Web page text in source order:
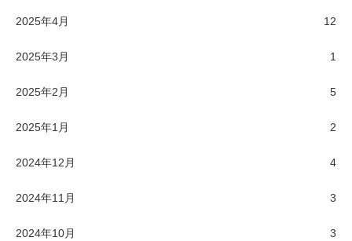
2025年4月 12
2025年3月 1
2025年2月 5
2025年1月 2
2024年12月 4
2024年11月 3
2024年10月 3